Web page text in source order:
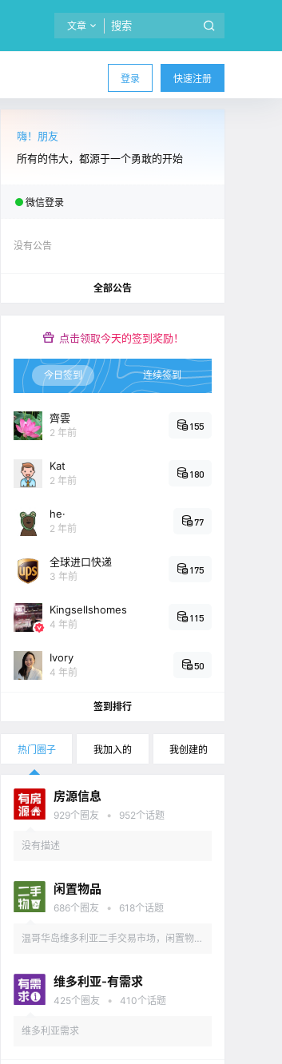
文章
登录 快速注册
嗨！朋友
所有的伟大，都源于一个勇敢的开始
微信登录
没有公告
全部公告
点击领取今天的签到奖励！
今日签到 连续签到
齊雲
2 年前
155
Kat
2 年前
180
he·
2 年前
77
全球进口快递
3 年前
175
Kingsellshomes
4 年前
115
Ivory
4 年前
50
签到排行
热门圈子 我加入的 我创建的
房源信息
929个圈友 • 952个话题
没有描述
闲置物品
686个圈友 • 618个话题
温哥华岛维多利亚二手交易市场，闲置物品
维多利亚-有需求
425个圈友 • 410个话题
维多利亚需求